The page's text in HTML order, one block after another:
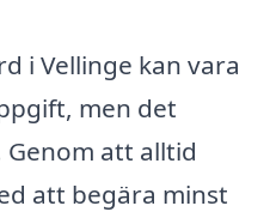
i Vellinge kan vara
men det
att alltid
att begära minst